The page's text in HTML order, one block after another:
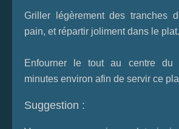
Griller légèrement des tranches
pain, et répartir joliment dans le plat.
Enfourner le tout au centre du
minutes environ afin de servir ce
Suggestion :